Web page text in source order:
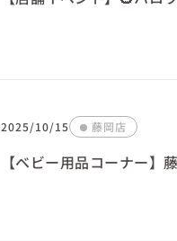
2025/10/15 藤岡店
【ベビー用品コーナー】